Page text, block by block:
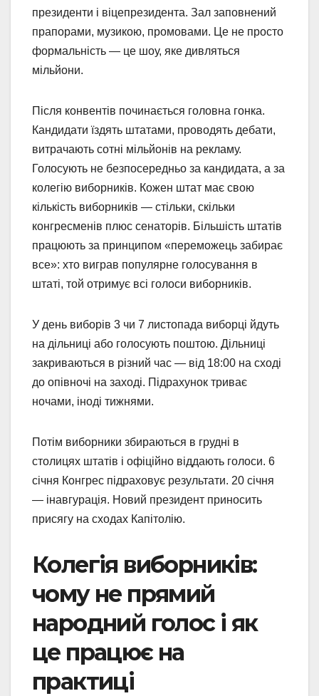
президенти і віцепрезидента. Зал заповнений
прапорами, музикою, промовами. Це не просто
формальність — це шоу, яке дивляться
мільйони.
Після конвентів починається головна гонка.
Кандидати їздять штатами, проводять дебати,
витрачають сотні мільйонів на рекламу.
Голосують не безпосередньо за кандидата, а за
колегію виборників. Кожен штат має свою
кількість виборників — стільки, скільки
конгресменів плюс сенаторів. Більшість штатів
працюють за принципом «переможець забирає
все»: хто виграв популярне голосування в
штаті, той отримує всі голоси виборників.
У день виборів 3 чи 7 листопада виборці йдуть
на дільниці або голосують поштою. Дільниці
закриваються в різний час — від 18:00 на сході
до опівночі на заході. Підрахунок триває
ночами, іноді тижнями.
Потім виборники збираються в грудні в
столицях штатів і офіційно віддають голоси. 6
січня Конгрес підраховує результати. 20 січня
— інавгурація. Новий президент приносить
присягу на сходах Капітолію.
Колегія виборників:
чому не прямий
народний голос і як
це працює на
практиці